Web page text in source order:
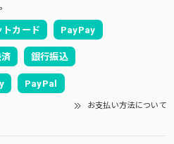
トカード PayPay
銀行振込
PayPal
お支払い方法について